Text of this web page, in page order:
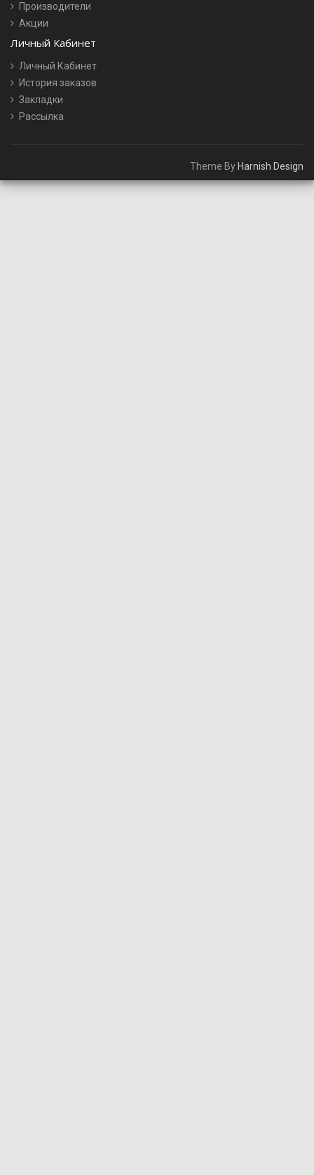
Производители
Акции
Личный Кабинет
Личный Кабинет
История заказов
Закладки
Рассылка
Theme By Harnish Design